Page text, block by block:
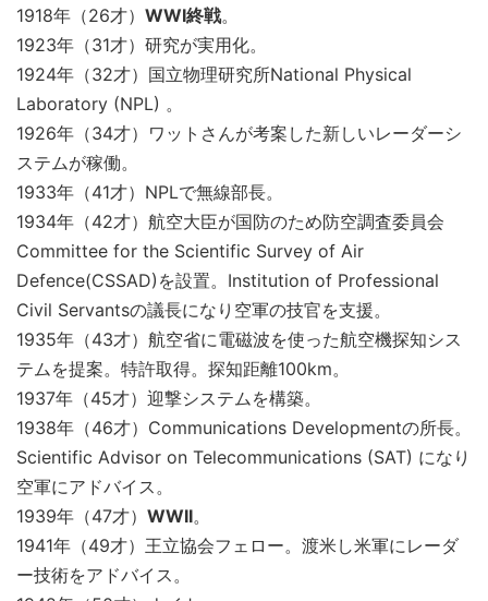
1918年（26才） WWI終戦。
1923年（31才）研究が実用化。
1924年（32才）国立物理研究所National Physical
Laboratory (NPL) 。
1926年（34才）ワットさんが考案した新しいレーダーシ
ステムが稼働。
1933年（41才）NPLで無線部長。
1934年（42才）航空大臣が国防のため防空調査委員会
Committee for the Scientific Survey of Air
Defence(CSSAD)を設置。Institution of Professional
Civil Servantsの議長になり空軍の技官を支援。
1935年（43才）航空省に電磁波を使った航空機探知シス
テムを提案。特許取得。探知距離100km。
1937年（45才）迎撃システムを構築。
1938年（46才）Communications Developmentの所長。
Scientific Advisor on Telecommunications (SAT) になり
空軍にアドバイス。
1939年（47才） WWII。
1941年（49才）王立協会フェロー。渡米し米軍にレーダ
ー技術をアドバイス。